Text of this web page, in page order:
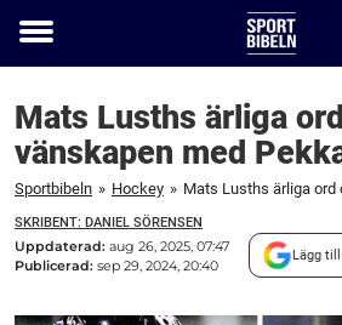
Toggle
Mats Lusths ärliga
vänskapen med
Sportbibeln » Hockey »
SKRIBENT: DANIEL SÖRENSEN
Uppdaterad: aug 26, 2025, 07:47
Publicerad: sep 29, 2024, 20:40
Lägg